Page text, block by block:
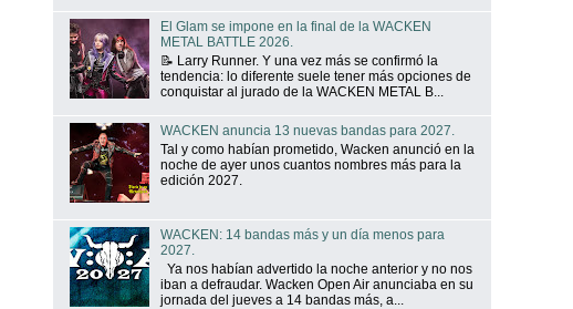
El Glam se impone en la final de la WACKEN
METAL BATTLE 2026.
📝 Larry Runner. Y una vez más se confirmó la
tendencia: lo diferente suele tener más opciones de
conquistar al jurado de la WACKEN METAL B...
WACKEN anuncia 13 nuevas bandas para 2027.
Tal y como habían prometido, Wacken anunció en la
noche de ayer unos cuantos nombres más para la
edición 2027.
WACKEN: 14 bandas más y un día menos para
2027.
Ya nos habían advertido la noche anterior y no nos
iban a defraudar. Wacken Open Air anunciaba en su
jornada del jueves a 14 bandas más, a...